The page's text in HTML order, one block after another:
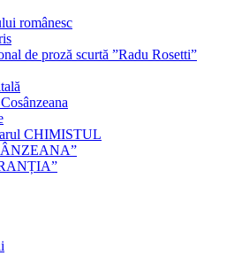
românesc
de proză scurtă ”Radu Rosetti”
CHIMISTUL